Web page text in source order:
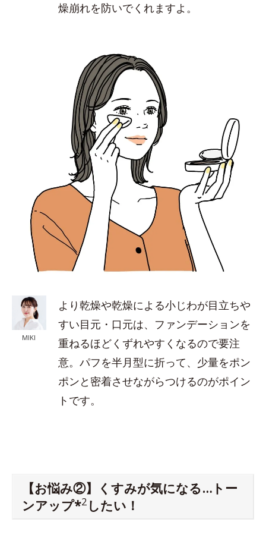
燥崩れを防いでくれますよ。
MIKI
より乾燥や乾燥による小じわが目立ちや
すい目元・口元は、ファンデーションを
重ねるほどくずれやすくなるので要注
意。パフを半月型に折って、少量をポン
ポンと密着させながらつけるのがポイン
トです。
【お悩み②】くすみが気になる…トー
ンアップ*2 したい！